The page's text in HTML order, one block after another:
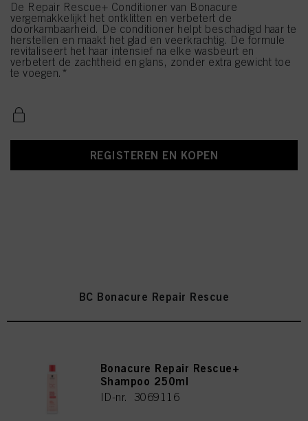
De Repair Rescue+ Conditioner van Bonacure
vergemakkelijkt het ontklitten en verbetert de
doorkambaarheid. De conditioner helpt beschadigd haar te
herstellen en maakt het glad en veerkrachtig. De formule
revitaliseert het haar intensief na elke wasbeurt en
verbetert de zachtheid en glans, zonder extra gewicht toe
te voegen.*
REGISTEREN EN KOPEN
BC Bonacure Repair Rescue
Bonacure Repair Rescue+
Shampoo 250ml
ID-nr. 3069116